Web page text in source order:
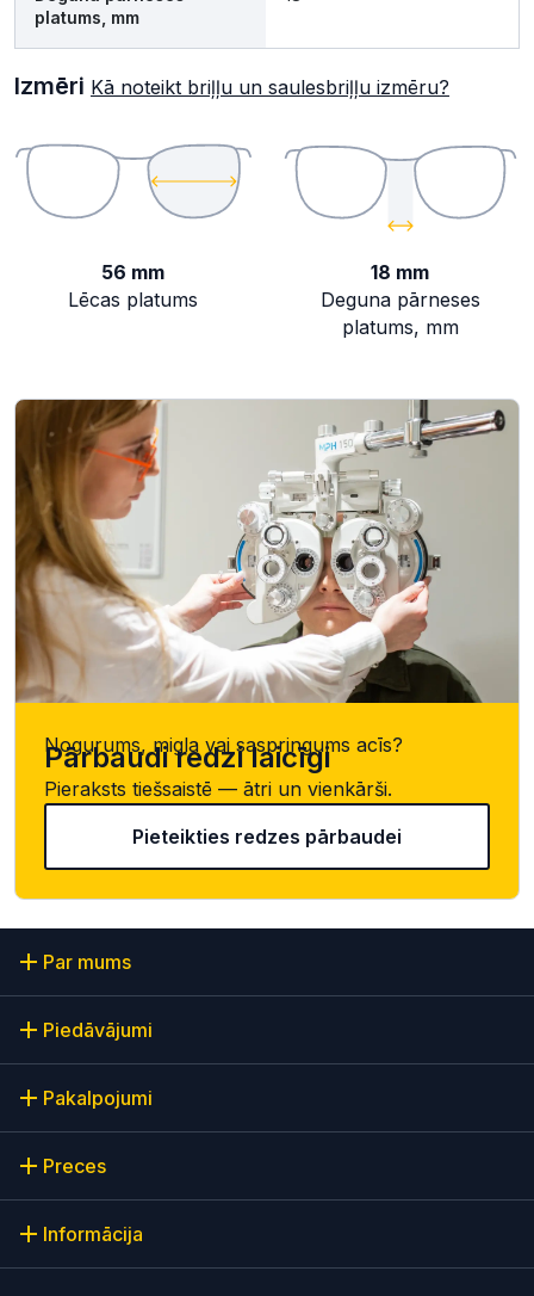
platums, mm
Izmēri Kā noteikt briļļu un saulesbriļļu izmēru?
56 mm
Lēcas platums
18 mm
Deguna pārneses
platums, mm
Nogurums, migla vai saspringums acīs?
Pārbaudi redzi laicīgi
Pieraksts tiešsaistē — ātri un vienkārši.
Pieteikties redzes pārbaudei
Par mums
Piedāvājumi
Pakalpojumi
Preces
Informācija